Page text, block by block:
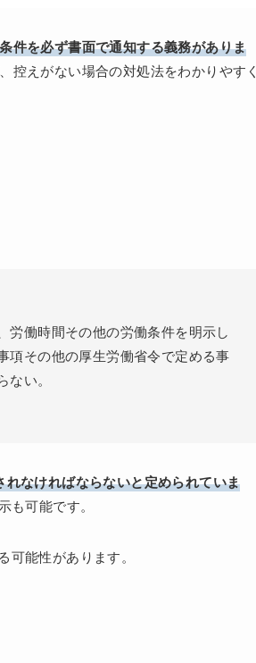
件を必ず書面で通知する義務がありま
控えがない場合の対処法をわかりやすく
働時間その他の労働条件を明示し
項その他の厚生労働省令で定める事
ない。
れなければならないと定められていま
も可能です。
可能性があります。